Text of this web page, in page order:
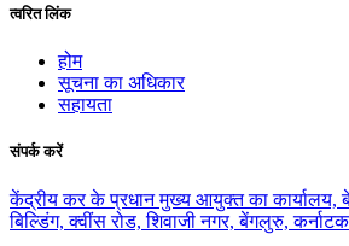
त्वरित लिंक
होम
सूचना का अधिकार
सहायता
संपर्क करें
केंद्रीय कर के प्रधान मुख्य आयुक्त का कार्यालय,
बिल्डिंग, क्वींस रोड, शिवाजी नगर, बेंगलुरु,